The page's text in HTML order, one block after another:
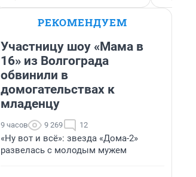
РЕКОМЕНДУЕМ
Участницу шоу «Мама в
16» из Волгограда
обвинили в
домогательствах к
младенцу
9 часов 9 269 12
«Ну вот и всё»: звезда «Дома-2»
развелась с молодым мужем